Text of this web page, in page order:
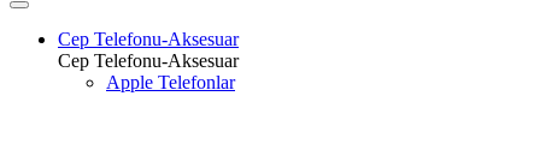
Cep Telefonu-Aksesuar
Cep Telefonu-Aksesuar
Apple Telefonlar